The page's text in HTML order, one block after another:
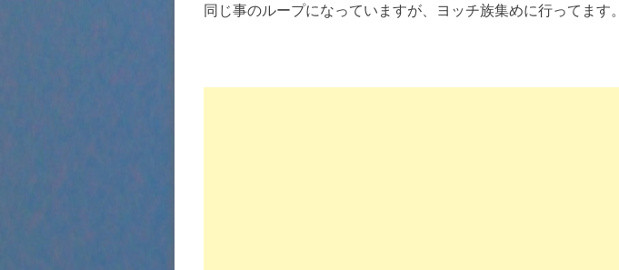
同じ事のループになっていますが、ヨッチ族集めに行ってます。